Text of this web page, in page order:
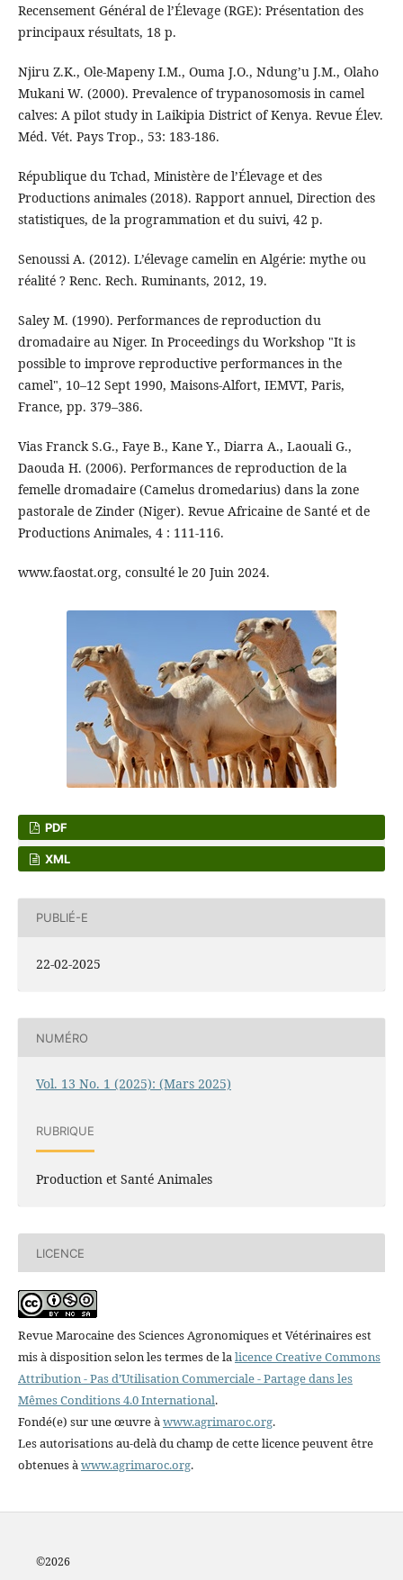
Recensement Général de l’Élevage (RGE): Présentation des
principaux résultats, 18 p.
Njiru Z.K., Ole-Mapeny I.M., Ouma J.O., Ndung’u J.M., Olaho
Mukani W. (2000). Prevalence of trypanosomosis in camel
calves: A pilot study in Laikipia District of Kenya. Revue Élev.
Méd. Vét. Pays Trop., 53: 183-186.
République du Tchad, Ministère de l’Élevage et des
Productions animales (2018). Rapport annuel, Direction des
statistiques, de la programmation et du suivi, 42 p.
Senoussi A. (2012). L’élevage camelin en Algérie: mythe ou
réalité ? Renc. Rech. Ruminants, 2012, 19.
Saley M. (1990). Performances de reproduction du
dromadaire au Niger. In Proceedings du Workshop "It is
possible to improve reproductive performances in the
camel", 10–12 Sept 1990, Maisons-Alfort, IEMVT, Paris,
France, pp. 379–386.
Vias Franck S.G., Faye B., Kane Y., Diarra A., Laouali G.,
Daouda H. (2006). Performances de reproduction de la
femelle dromadaire (Camelus dromedarius) dans la zone
pastorale de Zinder (Niger). Revue Africaine de Santé et de
Productions Animales, 4 : 111-116.
www.faostat.org, consulté le 20 Juin 2024.
PDF
XML
PUBLIÉ-E
22-02-2025
NUMÉRO
Vol. 13 No. 1 (2025): (Mars 2025)
RUBRIQUE
Production et Santé Animales
LICENCE
Revue Marocaine des Sciences Agronomiques et Vétérinaires est
mis à disposition selon les termes de lalicence Creative Commons
Attribution - Pas d’Utilisation Commerciale - Partage dans les
Mêmes Conditions 4.0 International.
Fondé(e) sur une œuvre àwww.agrimaroc.org.
Les autorisations au-delà du champ de cette licence peuvent être
obtenues àwww.agrimaroc.org.
©2026